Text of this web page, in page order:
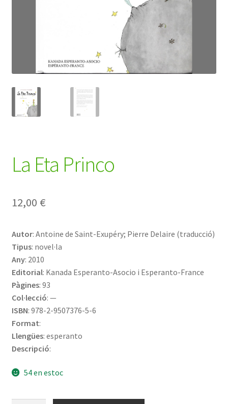
La Eta Princo
12,00 €
Autor: Antoine de Saint-Exupéry; Pierre Delaire (traducció)
Tipus: novel·la
Any: 2010
Editorial: Kanada Esperanto-Asocio i Esperanto-France
Pàgines: 93
Col·lecció: —
ISBN: 978-2-9507376-5-6
Format:
Llengües: esperanto
Descripció:
54 en estoc